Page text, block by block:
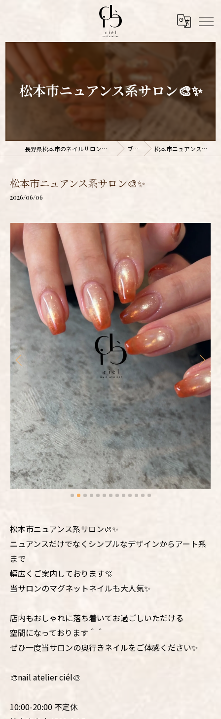
松本市ニュアンス系サロン🎨✨
長野県松本市のネイルサロンならnail atelier ciél ブログ 松本市ニュアンス系サロン🎨✨
松本市ニュアンス系サロン🎨✨
2026/06/06
松本市ニュアンス系サロン🎨✨
ニュアンスだけでなくシンプルなデザインからアート系
まで
幅広くご案内しております🫧
当サロンのマグネットネイルも大人気✨
店内もおしゃれに落ち着いてお過ごしいただける
空間になっております＾＾
ぜひ一度当サロンの奥行きネイルをご体感ください✨
🎨nail atelier ciél🎨
10:00-20:00 不定休